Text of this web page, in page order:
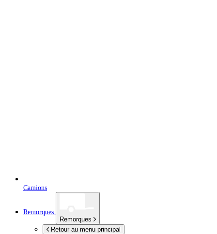
Camions
Remorques
Remorques
Retour au menu principal